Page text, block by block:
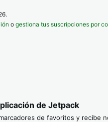
o gestiona tus suscripciones por
de Jetpack
de favoritos y recibe